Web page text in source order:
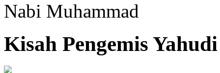
Nabi Muhammad
Kisah Pengemis